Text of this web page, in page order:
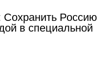
Россию
в специальной